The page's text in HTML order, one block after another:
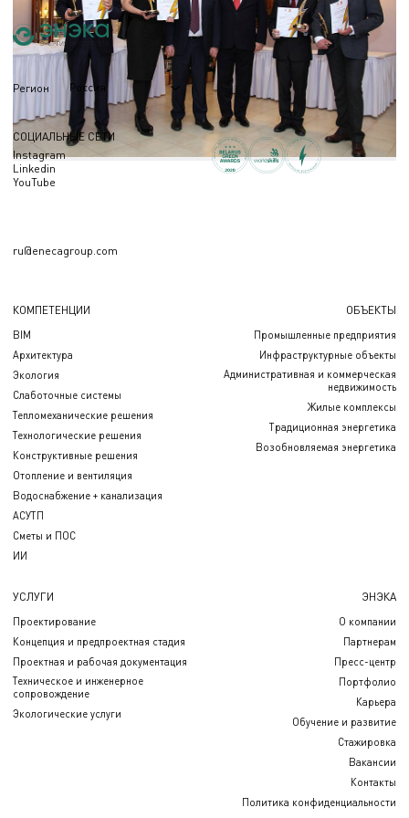
Регион Россия
СОЦИАЛЬНЫЕ СЕТИ
Instagram
Linkedin
YouTube
ru@enecagroup.com
КОМПЕТЕНЦИИ
BIM
Архитектура
Экология
Слаботочные системы
Тепломеханические решения
Технологические решения
Конструктивные решения
Отопление и вентиляция
Водоснабжение + канализация
АСУТП
Сметы и ПОС
ИИ
ОБЪЕКТЫ
Промышленные предприятия
Инфраструктурные объекты
Административная и коммерческая
недвижимость
Жилые комплексы
Традиционная энергетика
Возобновляемая энергетика
УСЛУГИ
Проектирование
Концепция и предпроектная стадия
Проектная и рабочая документация
Техническое и инженерное
сопровождение
Экологические услуги
ЭНЭКА
О компании
Партнерам
Пресс-центр
Портфолио
Карьера
Обучение и развитие
Стажировка
Вакансии
Контакты
Политика конфиденциальности